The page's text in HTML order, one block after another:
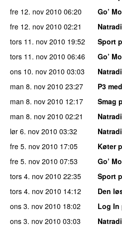
fre 12. nov 2010 06:20
Go’
fre 12. nov 2010 02:21
tors 11. nov 2010 19:52
Sport
tors 11. nov 2010 06:46
Go’
ons 10. nov 2010 03:03
man 8. nov 2010 23:27
P3
man 8. nov 2010 12:17
Smag
man 8. nov 2010 02:21
lør 6. nov 2010 03:32
fre 5. nov 2010 17:05
Køter
fre 5. nov 2010 07:53
Go’
tors 4. nov 2010 22:35
Sport
tors 4. nov 2010 14:12
Den
ons 3. nov 2010 18:02
Log In
ons 3. nov 2010 03:03